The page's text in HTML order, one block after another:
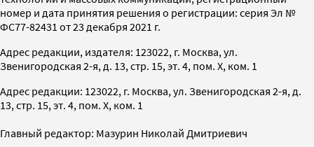
номер и дата принятия решения о регистрации: серия Эл №
ФС77-82431 от 23 декабря 2021 г.
Адрес редакции, издателя: 123022, г. Москва, ул.
Звенигородская 2-я, д. 13, стр. 15, эт. 4, пом. X, ком. 1
Адрес редакции: 123022, г. Москва, ул. Звенигородская 2-я, д.
13, стр. 15, эт. 4, пом. X, ком. 1
Главный редактор: Мазурин Николай Дмитриевич